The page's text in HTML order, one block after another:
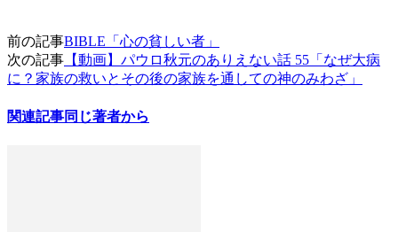
前の記事BIBLE「心の貧しい者」
次の記事 【動画】パウロ秋元のありえない話 55「なぜ大病
に？家族の救いとその後の家族を通しての神のみわざ」
関連記事同じ著者から